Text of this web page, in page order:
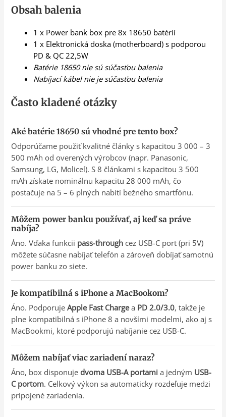
Obsah balenia
1 x Power bank box pre 8x 18650 batérií
1 x Elektronická doska (motherboard) s podporou
PD & QC 22,5W
Batérie 18650 nie sú súčasťou balenia
Nabíjací kábel nie je súčasťou balenia
Často kladené otázky
Aké batérie 18650 sú vhodné pre tento box?
Odporúčame použiť kvalitné články s kapacitou 3 000 – 3
500 mAh od overených výrobcov (napr. Panasonic,
Samsung, LG, Molicel). S 8 článkami s kapacitou 3 500
mAh získate nominálnu kapacitu 28 000 mAh, čo
postačuje na 5 – 6 plných nabití bežného smartfónu.
Môžem power banku používať, aj keď sa práve
nabíja?
Áno. Vďaka funkcii pass-through cez USB-C port (pri 5V)
môžete súčasne nabíjať telefón a zároveň dobíjať samotnú
power banku zo siete.
Je kompatibilná s iPhone a MacBookom?
Áno. PodporujeApple Fast Chargea PD 2.0/3.0, takže je
plne kompatibilná s iPhone 8 a novšími modelmi, ako aj s
MacBookmi, ktoré podporujú nabíjanie cez USB-C.
Môžem nabíjať viac zariadení naraz?
Áno, box disponujedvoma USB-A portami a jedným USB-
C portom. Celkový výkon sa automaticky rozdeľuje medzi
pripojené zariadenia.